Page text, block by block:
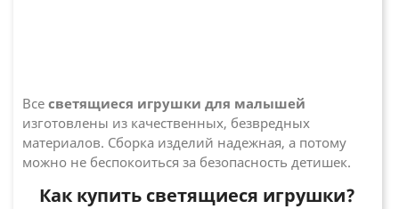
Все светящиеся игрушки для малышей
изготовлены из качественных, безвредных
материалов. Сборка изделий надежная, а потому
можно не беспокоиться за безопасность детишек.
Как купить светящиеся игрушки?